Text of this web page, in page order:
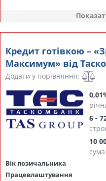
Кредит готівкою –
Максимум» від
Додати у порівняння:
6 -
10
Вік позичальника
Працевлаштування